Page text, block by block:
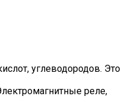
углеводородов. Это
реле,